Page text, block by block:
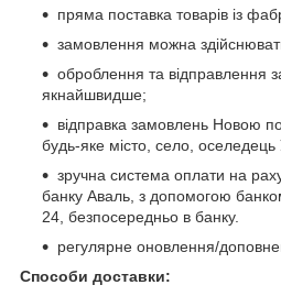
пряма поставка товарів із
замовлення можна
оброблення та відправлення
якнайшвидше;
відправка замовлень Новою
будь-яке місто, село, оселедець
зручна система оплати на
банку Аваль, з допомогою
24, безпосередньо в банку.
регулярне оновлення/
Способи доставки: